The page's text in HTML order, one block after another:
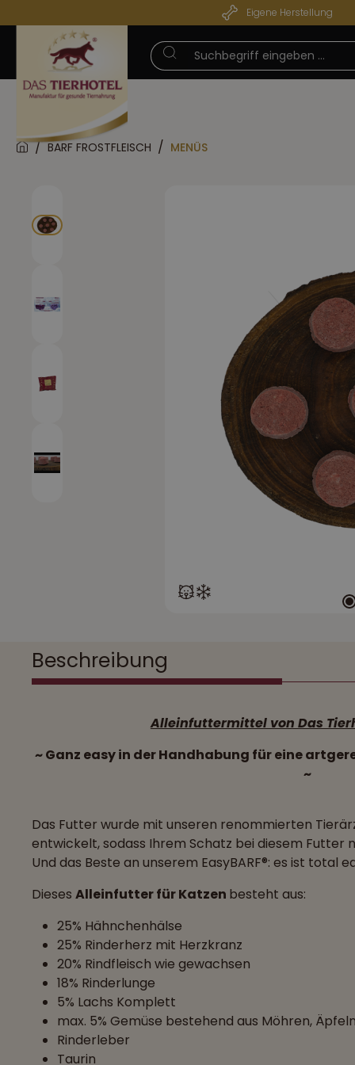
Zur Hauptnavigation springenEigene Herstellung
BARF FROSTFLEISCH MENÜS
Beschreibung
Alleinfuttermittel von Das
~ Ganz easy in der Handhabung für eine
~
Das Futter wurde mit unseren renommierten
entwickelt, sodass Ihrem Schatz bei diesem Futter
Und das Beste an unserem EasyBARF®: es ist total
Dieses Alleinfutter für Katzen besteht aus:
25% Hähnchenhälse
25% Rinderherz mit Herzkranz
20% Rindfleisch wie gewachsen
18% Rinderlunge
5% Lachs Komplett
max. 5% Gemüse bestehend aus Möhren,
Rinderleber
Taurin